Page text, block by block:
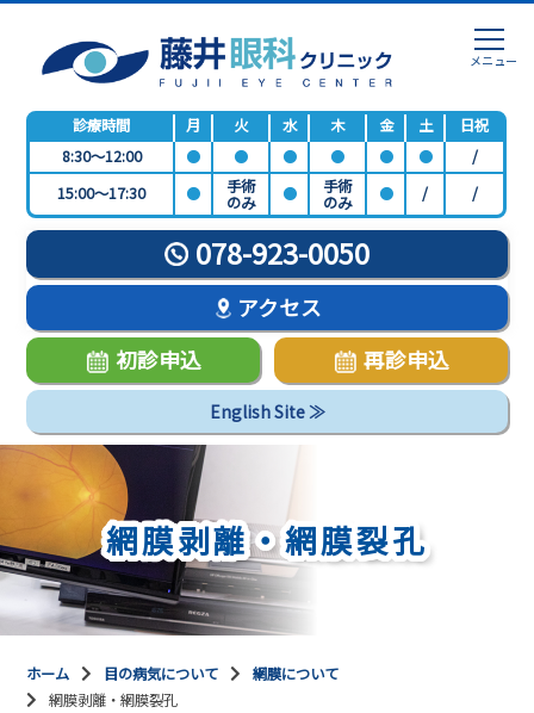
診療時間 月 火 水 木 金 土
日祝
8:30～12:00
● ● ● ● ● ●
/
15:00～17:30
● 手術
のみ ● 手術
のみ ● / /
078-923-0050
アクセス
初診申込
再診申込
English Site ≫
網膜剥離・網膜裂孔
ホーム 目の病気について
網膜について
網膜剥離・網膜裂孔